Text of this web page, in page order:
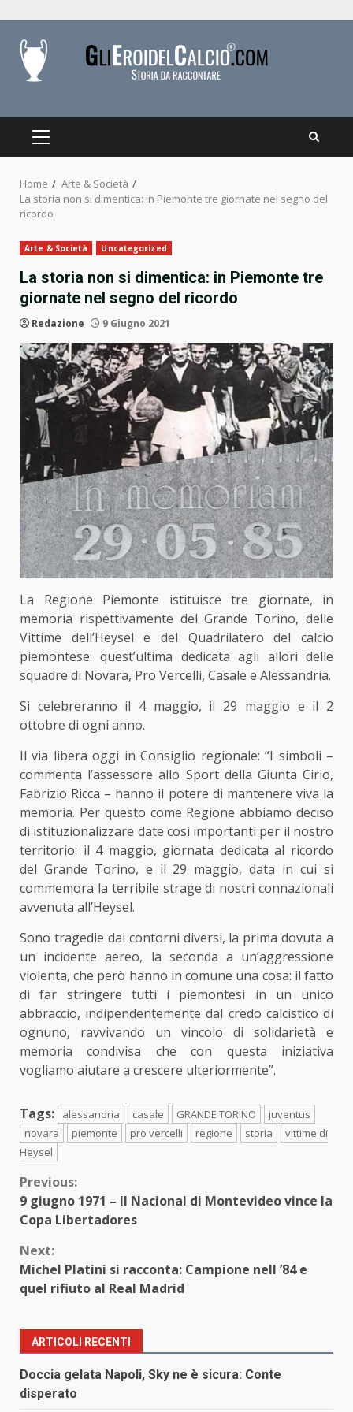
content
PRIMARY
Home
Arte & Società
La storia non si dimentica: in Piemonte tre giornate nel segno del
ricordo
Arte & Società Uncategorized
La storia non si dimentica: in Piemonte tre
giornate nel segno del ricordo
Redazione 9 Giugno 2021
La Regione Piemonte istituisce tre giornate, in
memoria rispettivamente del Grande Torino, delle
Vittime dell’Heysel e del Quadrilatero del calcio
piemontese: quest’ultima dedicata agli allori delle
squadre di Novara, Pro Vercelli, Casale e Alessandria.
Si celebreranno il 4 maggio, il 29 maggio e il 2
ottobre di ogni anno.
Il via libera oggi in Consiglio regionale: “I simboli –
commenta l’assessore allo Sport della Giunta Cirio,
Fabrizio Ricca – hanno il potere di mantenere viva la
memoria. Per questo come Regione abbiamo deciso
di istituzionalizzare date così importanti per il nostro
territorio: il 4 maggio, giornata dedicata al ricordo
del Grande Torino, e il 29 maggio, data in cui si
commemora la terribile strage di nostri connazionali
avvenuta all’Heysel.
Sono tragedie dai contorni diversi, la prima dovuta a
un incidente aereo, la seconda a un’aggressione
violenta, che però hanno in comune una cosa: il fatto
di far stringere tutti i piemontesi in un unico
abbraccio, indipendentemente dal credo calcistico di
ognuno, ravvivando un vincolo di solidarietà e
memoria condivisa che con questa iniziativa
vogliamo aiutare a crescere ulteriormente”.
Tags: alessandria casale GRANDE TORINO
juventus
novara
piemonte pro vercelli regione storia
vittime di
Heysel
Continue
Reading
Previous:
9 giugno 1971 – Il Nacional di Montevideo vince la
Copa Libertadores
Next:
Michel Platini si racconta: Campione nell ’84 e
quel rifiuto al Real Madrid
ARTICOLI RECENTI
Doccia gelata Napoli, Sky ne è sicura: Conte
disperato